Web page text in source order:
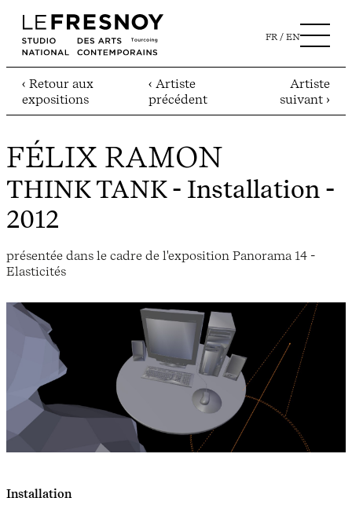
FR EN
‹ Retour aux
expositions
‹ Artiste
précédent
Artiste
suivant ›
FÉLIX RAMON
THINK TANK- Installation -
2012
présentée dans le cadre de l'exposition Panorama 14 -
Elasticités
Installation